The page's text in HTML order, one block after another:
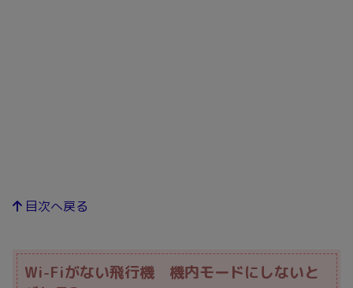
目次へ戻る
Wi-Fiがない飛行機 機内モードにしないと